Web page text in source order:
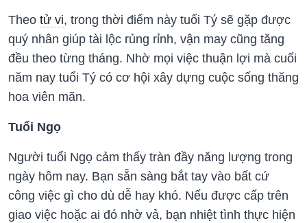
Theo tử vi, trong thời điểm này tuổi Tý sẽ gặp được
quý nhân giúp tài lộc rủng rỉnh, vận may cũng tăng
đều theo từng tháng. Nhờ mọi việc thuận lợi mà cuối
năm nay tuổi Tý có cơ hội xây dựng cuộc sống thăng
hoa viên mãn.
Tuổi Ngọ
Người tuổi Ngọ cảm thấy tràn đầy năng lượng trong
ngày hôm nay. Bạn sẵn sàng bắt tay vào bất cứ
công việc gì cho dù dễ hay khó. Nếu được cấp trên
giao việc hoặc ai đó nhờ vả, bạn nhiệt tình thực hiện